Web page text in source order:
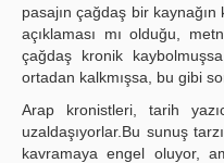
pasajın çağdaş bir kaynağın
açıklaması mı olduğu,
çağdaş kronik
ortadan kalkmışsa, bu gibi
Arap kronistleri, tarih
uzaldaşıyorlar.Bu sunuş
kavramaya engel oluyor,